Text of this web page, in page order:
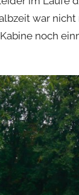
war
noch